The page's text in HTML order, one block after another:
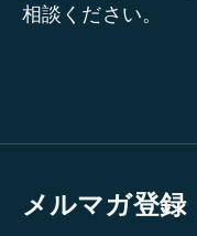
相談ください。
メルマガ登録